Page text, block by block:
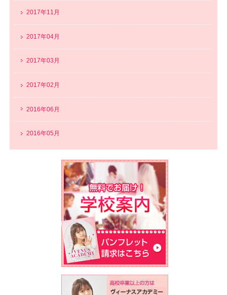
2017年11月
2017年04月
2017年03月
2017年02月
2016年06月
2016年05月